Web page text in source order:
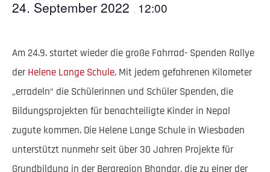
24. September 2022 , 12:00
Am 24.9. startet wieder die große Fahrrad- Spenden Rallye
der Helene Lange Schule. Mit jedem gefahrenen Kilometer
„erradeln“ die Schülerinnen und Schüler Spenden, die
Bildungsprojekten für benachteiligte Kinder in Nepal
zugute kommen. Die Helene Lange Schule in Wiesbaden
unterstützt nunmehr seit über 30 Jahren Projekte für
Grundbildung in der Bergregion Bhandar, die zu einer der